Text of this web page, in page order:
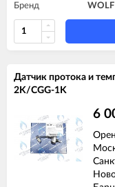
Бренд WOLF
Датчик протока и
2K/CGG-1K
6